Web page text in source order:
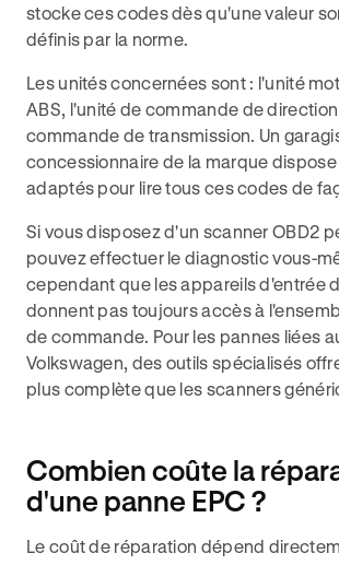
stocke ces codes dès qu'une valeur
définis par la norme.
Les unités concernées sont : l'unité
ABS, l'unité de commande de
commande de transmission. Un
concessionnaire de la marque
adaptés pour lire tous ces codes de
Si vous disposez d'un scanner OBD2
pouvez effectuer le diagnostic vous-
cependant que les appareils d'entrée
donnent pas toujours accès à
de commande. Pour les pannes liées
Volkswagen, des outils spécialisés
plus complète que les scanners
Combien coûte la
d'une panne EPC ?
Le coût de réparation dépend